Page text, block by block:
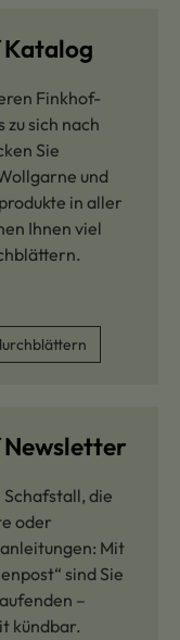
Finkhof-
zu sich nach
Sie
und
in aller
Ihnen viel
Schafstall, die
oder
Mit
sind Sie
–
kündbar.